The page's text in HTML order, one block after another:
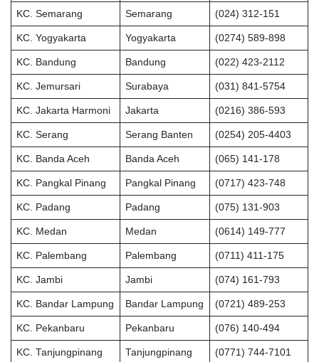
KC. Semarang Semarang (024) 312-151
KC. Yogyakarta Yogyakarta (0274) 589-898
KC. Bandung Bandung (022) 423-2112
KC. Jemursari Surabaya (031) 841-5754
KC. Jakarta Harmoni Jakarta (0216) 386-593
KC. Serang Serang Banten (0254) 205-4403
KC. Banda Aceh Banda Aceh (065) 141-178
KC. Pangkal Pinang Pangkal Pinang (0717) 423-748
KC. Padang Padang (075) 131-903
KC. Medan Medan (0614) 149-777
KC. Palembang Palembang (0711) 411-175
KC. Jambi Jambi (074) 161-793
KC. Bandar Lampung Bandar Lampung (0721) 489-253
KC. Pekanbaru Pekanbaru (076) 140-494
KC. Tanjungpinang Tanjungpinang (0771) 744-7101